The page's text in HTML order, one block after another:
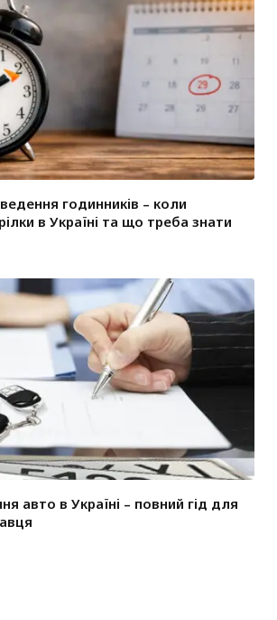
годинників – коли
в Україні та що треба знати
авто в Україні – повний гід для